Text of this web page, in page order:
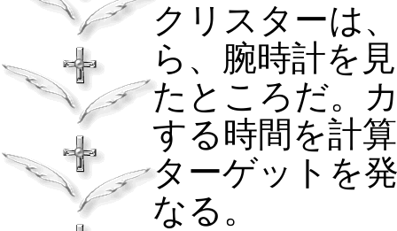
クリスターは
ら、腕時計を
たところだ。
する時間を計
ターゲットを
なる。